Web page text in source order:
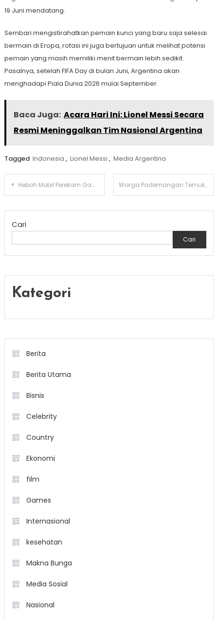
19 Juni mendatang.
Sembari mengistirahatkan pemain kunci yang baru saja selesai
bermain di Eropa, rotasi ini juga bertujuan untuk melihat potensi
pemain yang masih memiliki menit bermain lebih sedikit.
Pasalnya, setelah FIFA Day di bulan Juni, Argentina akan
menghadapi Piala Dunia 2026 mulai September.
Baca Juga: Acara Hari Ini: Lionel Messi Secara
Resmi Meninggalkan Tim Nasional Argentina
Tagged Indonesia , Lionel Messi , Media Argentina
Navigasi
Heboh Mobil Perekam Gambar Jalan Google Maps Nyasar Ke Kebun Tebu Di Malang Warga Pademangan Temukan Jasad Seorang Pria Di Lokasi Kebakaran
Cari
Cari
Kategori
Berita
Berita Utama
Bisnis
Celebrity
Country
Ekonomi
film
Games
Internasional
kesehatan
Makna Bunga
Media Sosial
Nasional